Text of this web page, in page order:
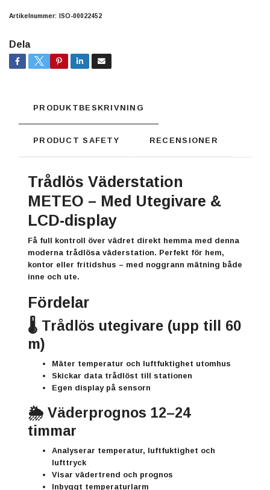
Artikelnummer: ISO-00022452
Dela
PRODUKTBESKRIVNING
PRODUCT SAFETY RECENSIONER
Trådlös Väderstation
METEO – Med Utegivare &
LCD-display
Få full kontroll över vädret direkt hemma med denna
moderna trådlösa väderstation. Perfekt för hem,
kontor eller fritidshus – med noggrann mätning både
inne och ute.
Fördelar
🌡️ Trådlös utegivare (upp till 60
m)
Mäter temperatur och luftfuktighet utomhus
Skickar data trådlöst till stationen
Egen display på sensorn
🌦️ Väderprognos 12–24
timmar
Analyserar temperatur, luftfuktighet och
lufttryck
Visar vädertrend och prognos
Inbyggt temperaturlarm